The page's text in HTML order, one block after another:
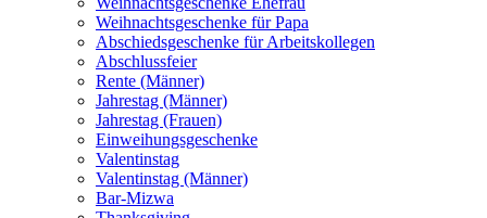
Weihnachtsgeschenke für Papa
Abschiedsgeschenke für Arbeitskollegen
Abschlussfeier
Rente (Männer)
Jahrestag (Männer)
Jahrestag (Frauen)
Einweihungsgeschenke
Valentinstag
Valentinstag (Männer)
Bar-Mizwa